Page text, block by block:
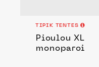
TIPIK TENTES
Pioulou XL
monoparoi